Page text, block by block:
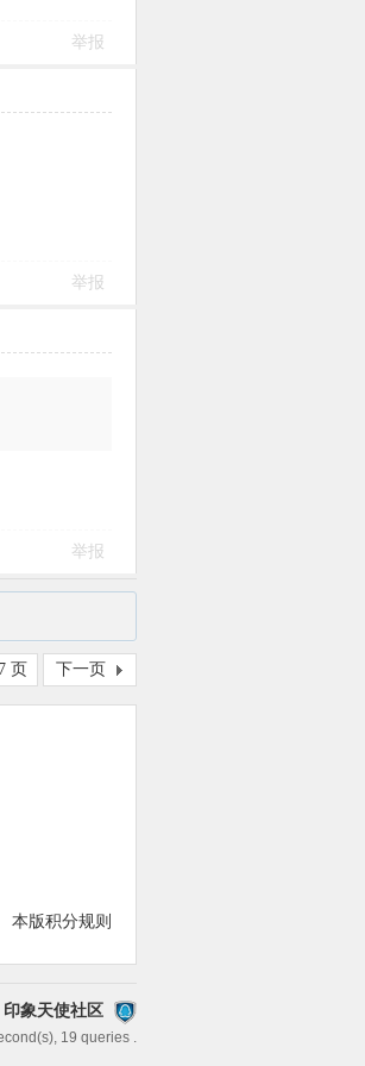
举报
举报
举报
页 下一页
本版积分规则
印象天使社区
19 queries .